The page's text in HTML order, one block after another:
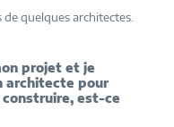
quelques architectes.
projet et je
architecte pour
est-ce